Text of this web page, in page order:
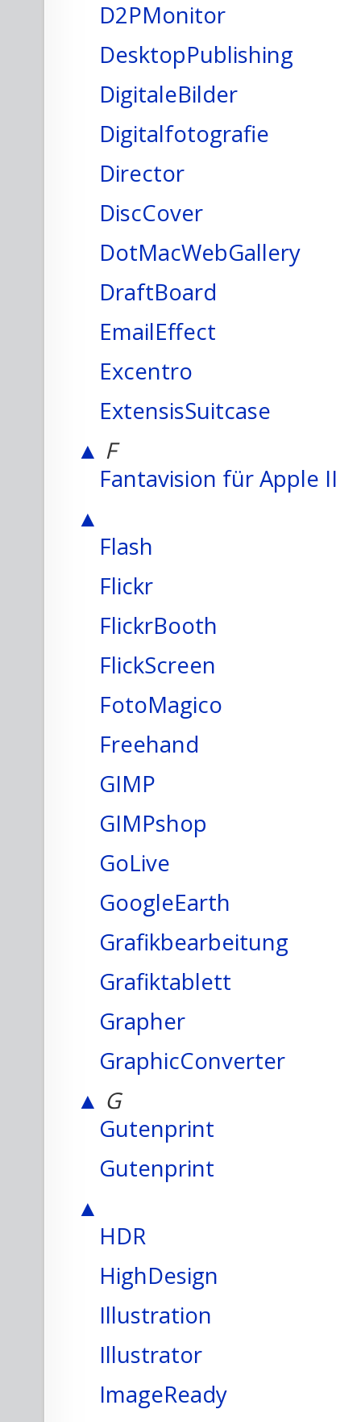
D2PMonitor
DesktopPublishing
DigitaleBilder
Digitalfotografie
Director
DiscCover
DotMacWebGallery
DraftBoard
EmailEffect
Excentro
ExtensisSuitcase
▲ F
Fantavision für Apple II
▲
Flash
Flickr
FlickrBooth
FlickScreen
FotoMagico
Freehand
GIMP
GIMPshop
GoLive
GoogleEarth
Grafikbearbeitung
Grafiktablett
Grapher
GraphicConverter
▲ G
Gutenprint
Gutenprint
▲
HDR
HighDesign
Illustration
Illustrator
ImageReady